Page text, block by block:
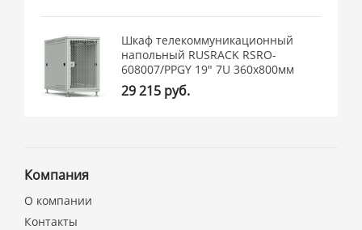
Шкаф телекоммуникационный
напольный RUSRACK RSRO-
608007/PPGY 19" 7U 360x800мм
29 215 руб.
Компания
О компании
Контакты